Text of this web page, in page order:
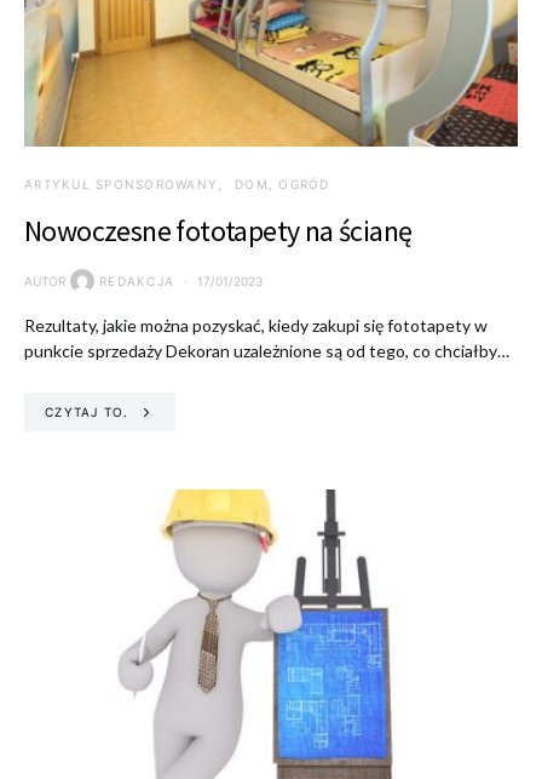
ARTYKUŁ SPONSOROWANY DOM, OGRÓD
Nowoczesne fototapety na ścianę
AUTOR REDAKCJA 17/01/2023
Rezultaty, jakie można pozyskać, kiedy zakupi się fototapety w
punkcie sprzedaży Dekoran uzależnione są od tego, co chciałby…
CZYTAJ TO.